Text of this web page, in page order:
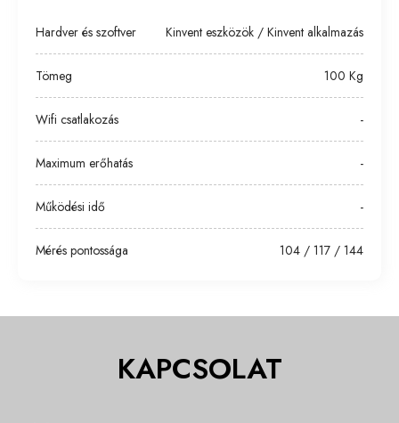
Hardver és szoftver Kinvent eszközök / Kinvent alkalmazás
Tömeg 100 Kg
Wifi csatlakozás -
Maximum erőhatás -
Működési idő -
Mérés pontossága 104 / 117 / 144
KAPCSOLAT